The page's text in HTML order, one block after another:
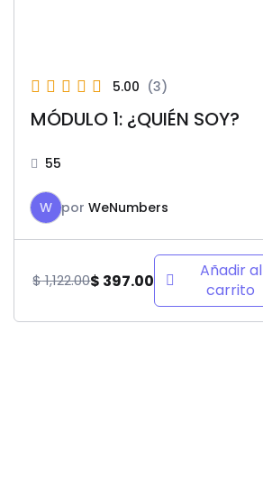
5.00 (3)
MÓDULO 1: ¿QUIÉN SOY?
55
W por WeNumbers
$1,122.00
El
$ 397.00
El
Añadir al
carrito